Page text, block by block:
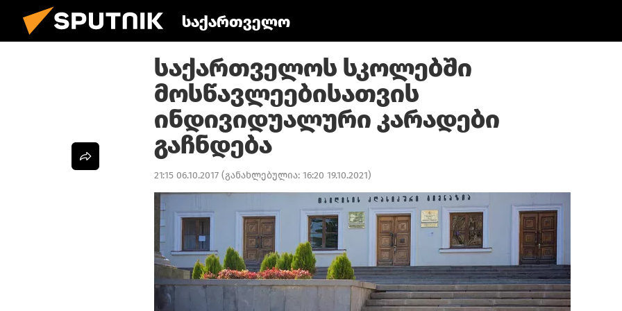
საქართველო
საქართველოს სკოლებში
მოსწავლეებისათვის
ინდივიდუალური კარადები
გაჩნდება
21:15 06.10.2017 (განახლებულია: 16:20 19.10.2021)